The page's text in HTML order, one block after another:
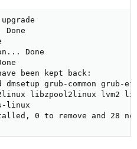
tree
Done
been kept back:
dmsetup grub-common grub-
libzpool2linux lvm2
linux
0 to remove and 28